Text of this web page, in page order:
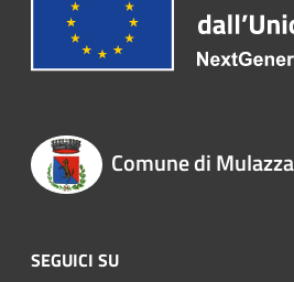
Comune di
SEGUICI SU